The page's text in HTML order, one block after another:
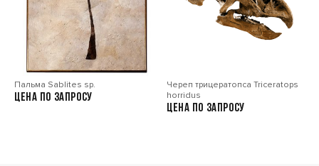
Пальма Sablites sp.
Цена по запросу
Череп трицератопса Triceratops
horridus
Цена по запросу